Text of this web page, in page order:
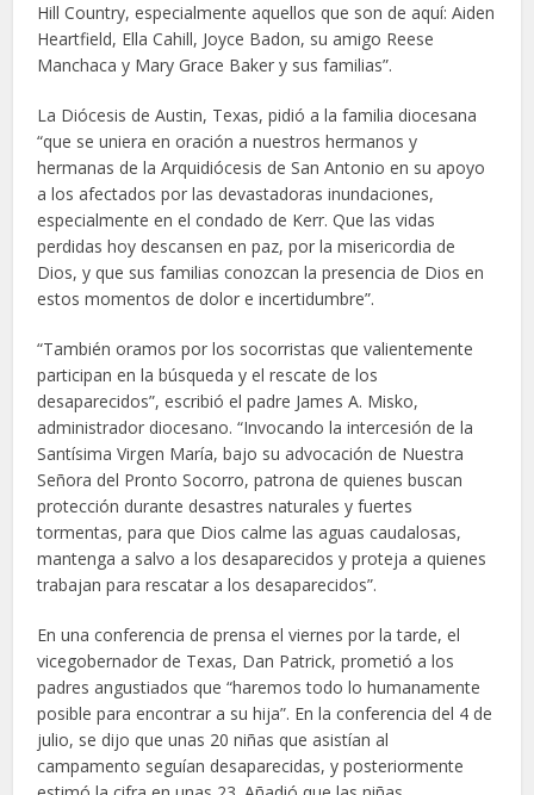
Hill Country, especialmente aquellos que son de aquí: Aiden
Heartfield, Ella Cahill, Joyce Badon, su amigo Reese
Manchaca y Mary Grace Baker y sus familias”.
La Diócesis de Austin, Texas, pidió a la familia diocesana
“que se uniera en oración a nuestros hermanos y
hermanas de la Arquidiócesis de San Antonio en su apoyo
a los afectados por las devastadoras inundaciones,
especialmente en el condado de Kerr. Que las vidas
perdidas hoy descansen en paz, por la misericordia de
Dios, y que sus familias conozcan la presencia de Dios en
estos momentos de dolor e incertidumbre”.
“También oramos por los socorristas que valientemente
participan en la búsqueda y el rescate de los
desaparecidos”, escribió el padre James A. Misko,
administrador diocesano. “Invocando la intercesión de la
Santísima Virgen María, bajo su advocación de Nuestra
Señora del Pronto Socorro, patrona de quienes buscan
protección durante desastres naturales y fuertes
tormentas, para que Dios calme las aguas caudalosas,
mantenga a salvo a los desaparecidos y proteja a quienes
trabajan para rescatar a los desaparecidos”.
En una conferencia de prensa el viernes por la tarde, el
vicegobernador de Texas, Dan Patrick, prometió a los
padres angustiados que “haremos todo lo humanamente
posible para encontrar a su hija”. En la conferencia del 4 de
julio, se dijo que unas 20 niñas que asistían al
campamento seguían desaparecidas, y posteriormente